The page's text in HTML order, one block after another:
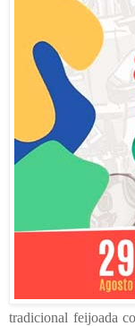
tradicional feijoada